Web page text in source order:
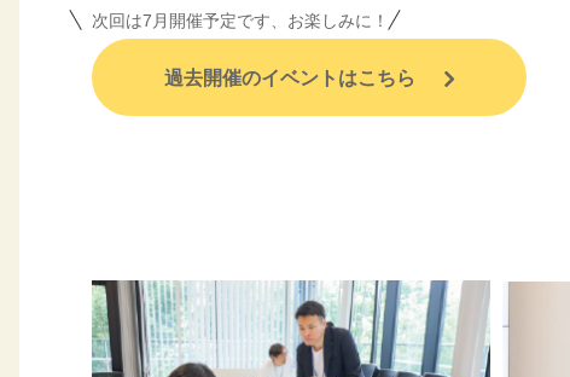
次回は7月開催予定です、お楽しみに！
過去開催のイベントはこちら